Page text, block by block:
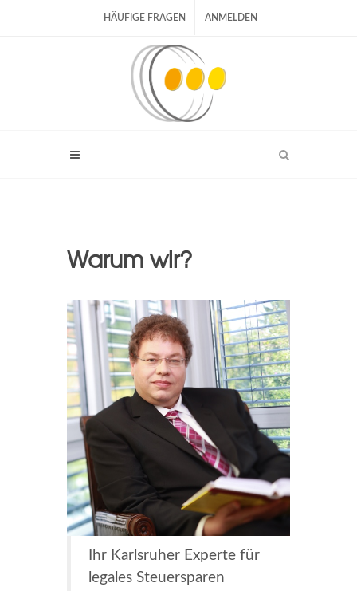
HÄUFIGE FRAGEN ANMELDEN
Warum wir?
Ihr Karlsruher Experte für
legales Steuersparen